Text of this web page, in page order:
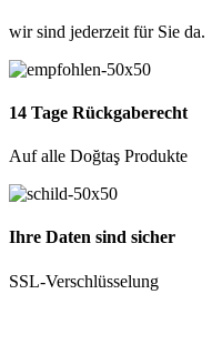
wir sind jederzeit für Sie da.
14 Tage Rückgaberecht
Auf alle Doğtaş Produkte
Ihre Daten sind sicher
SSL-Verschlüsselung